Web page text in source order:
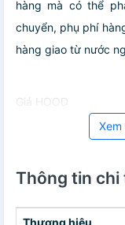
hàng mà có thể
chuyển, phụ phí
hàng giao từ nước
Giá HOOD
Thông tin chi
Thương hiệu